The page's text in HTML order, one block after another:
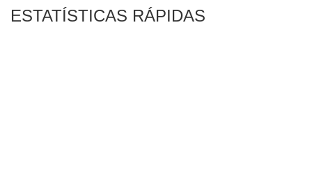
ESTATÍSTICAS RÁPIDAS